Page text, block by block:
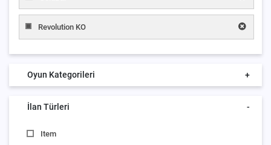
Revolution KO
Oyun Kategorileri +
İlan Türleri -
Item